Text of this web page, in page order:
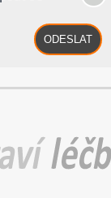
ODESLAT